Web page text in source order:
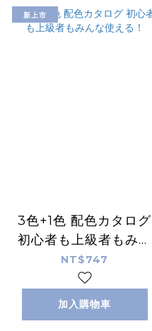
新上市
3色+1色 配色カタログ
初心者も上級者もみん
な使える！
NT$747
加入購物車